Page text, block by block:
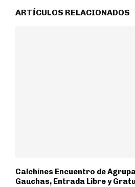
ARTÍCULOS RELACIONADOS
Calchines Encuentro de
Gauchas, Entrada Libre y